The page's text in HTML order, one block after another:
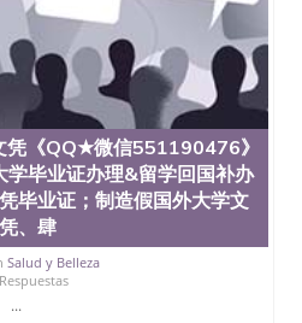
学学位证（San Jose State
大学学位证（San Jose State
学（San Jose State
学（San Jose State
学（San Jose State
学（San Jose State
学学位证（San Jose State
学学位证（San Jose State
学结业证（San Jose State
学结业证（San Jose State
学结业证（San Jose State
学学位证（San Jose State
学学位证（San Jose State
学学历证书（San Jose
凭《QQ★微信551190476》
学毕业证办理&留学回国补办
毕业证；制造假国外大学文
凭、肆
Salud y Belleza
...